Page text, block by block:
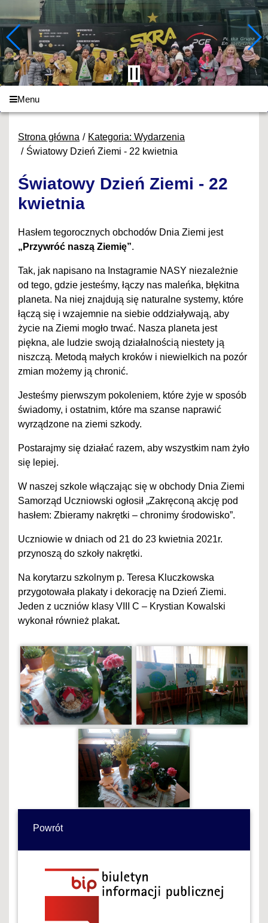
Menu
Strona główna
Kategoria: Wydarzenia
Światowy Dzień Ziemi - 22 kwietnia
Światowy Dzień Ziemi - 22
kwietnia
Hasłem tegorocznych obchodów Dnia Ziemi jest
„Przywróć naszą Ziemię”.
Tak, jak napisano na Instagramie NASY niezależnie
od tego, gdzie jesteśmy, łączy nas maleńka, błękitna
planeta. Na niej znajdują się naturalne systemy, które
łączą się i wzajemnie na siebie oddziaływają, aby
życie na Ziemi mogło trwać. Nasza planeta jest
piękna, ale ludzie swoją działalnością niestety ją
niszczą. Metodą małych kroków i niewielkich na pozór
zmian możemy ją chronić.
Jesteśmy pierwszym pokoleniem, które żyje w sposób
świadomy, i ostatnim, które ma szanse naprawić
wyrządzone na ziemi szkody.
Postarajmy się działać razem, aby wszystkim nam żyło
się lepiej.
W naszej szkole włączając się w obchody Dnia Ziemi
Samorząd Uczniowski ogłosił „Zakręconą akcję pod
hasłem: Zbieramy nakrętki – chronimy środowisko”.
Uczniowie w dniach od 21 do 23 kwietnia 2021r.
przynoszą do szkoły nakrętki.
Na korytarzu szkolnym p. Teresa Kluczkowska
przygotowała plakaty i dekorację na Dzień Ziemi.
Jeden z uczniów klasy VIII C – Krystian Kowalski
wykonał również plakat.
Powrót